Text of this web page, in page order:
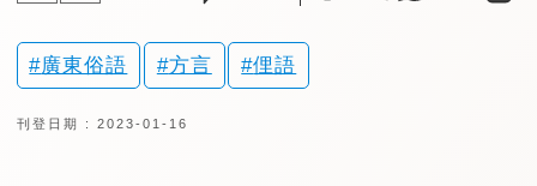
廣東俗語 方言 俚語
刊登日期 : 2023-01-16